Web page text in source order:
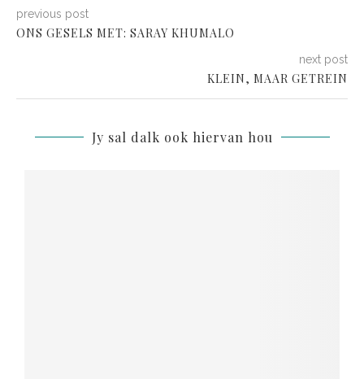
previous post
ONS GESELS MET: SARAY KHUMALO
next post
KLEIN, MAAR GETREIN
Jy sal dalk ook hiervan hou